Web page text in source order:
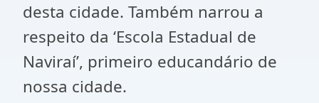
desta cidade. Também narrou a
respeito da ‘Escola Estadual de
Naviraí’, primeiro educandário de
nossa cidade.